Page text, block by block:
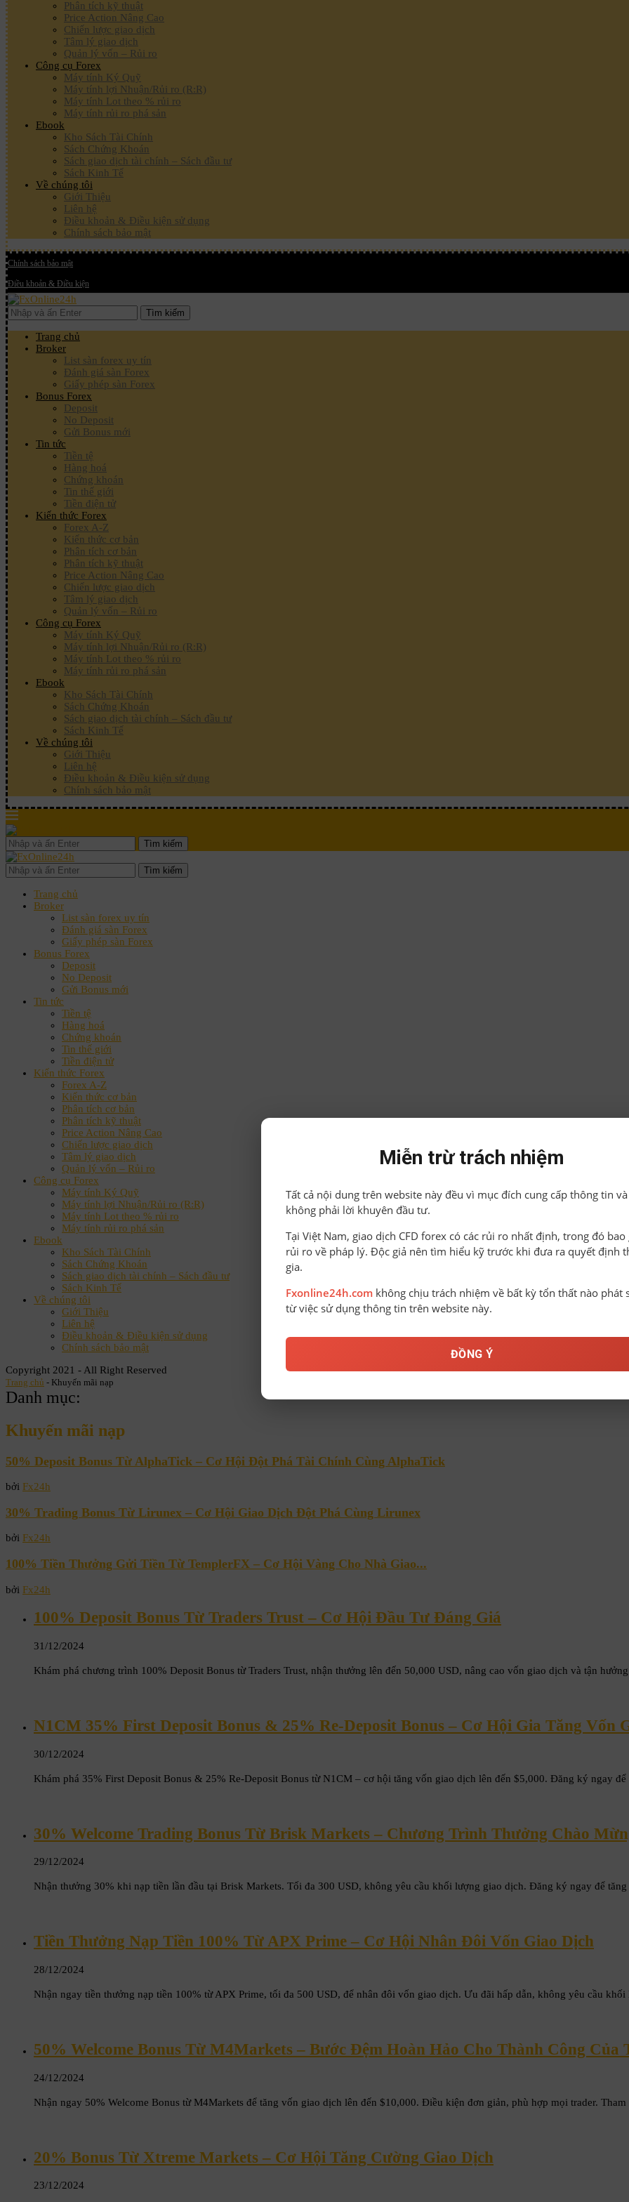
Phân tích kỹ thuật
Price Action Nâng Cao
Chiến lược giao dịch
Tâm lý giao dịch
Quản lý vốn – Rủi ro
Công cụ Forex
Máy tính Ký Quỹ
Máy tính lợi Nhuận/Rủi ro (R:R)
Máy tính Lot theo % rủi ro
Máy tính rủi ro phá sản
Ebook
Kho Sách Tài Chính
Sách Chứng Khoán
Sách giao dịch tài chính – Sách đầu tư
Sách Kinh Tế
Về chúng tôi
Giới Thiệu
Liên hệ
Điều khoản & Điều kiện sử dụng
Chính sách bảo mật
Chính sách bảo mật
Điều khoản & Điều kiện
Tìm kiếm
Trang chủ
Broker
List sàn forex uy tín
Đánh giá sàn Forex
Giấy phép sàn Forex
Bonus Forex
Deposit
No Deposit
Gửi Bonus mới
Tin tức
Tiền tệ
Hàng hoá
Chứng khoán
Tin thế giới
Tiền điện tử
Kiến thức Forex
Forex A-Z
Kiến thức cơ bản
Phân tích cơ bản
Phân tích kỹ thuật
Price Action Nâng Cao
Chiến lược giao dịch
Tâm lý giao dịch
Quản lý vốn – Rủi ro
Công cụ Forex
Máy tính Ký Quỹ
Máy tính lợi Nhuận/Rủi ro (R:R)
Máy tính Lot theo % rủi ro
Máy tính rủi ro phá sản
Ebook
Kho Sách Tài Chính
Sách Chứng Khoán
Sách giao dịch tài chính – Sách đầu tư
Sách Kinh Tế
Về chúng tôi
Giới Thiệu
Liên hệ
Điều khoản & Điều kiện sử dụng
Chính sách bảo mật
Tìm kiếm
Tìm kiếm
Trang chủ
Broker
List sàn forex uy tín
Đánh giá sàn Forex
Giấy phép sàn Forex
Bonus Forex
Deposit
No Deposit
Gửi Bonus mới
Tin tức
Tiền tệ
Hàng hoá
Chứng khoán
Tin thế giới
Tiền điện tử
Kiến thức Forex
Forex A-Z
Kiến thức cơ bản
Phân tích cơ bản
Phân tích kỹ thuật
Price Action Nâng Cao
Chiến lược giao dịch
Tâm lý giao dịch
Quản lý vốn – Rủi ro
Công cụ Forex
Máy tính Ký Quỹ
Máy tính lợi Nhuận/Rủi ro (R:R)
Máy tính Lot theo % rủi ro
Máy tính rủi ro phá sản
Ebook
Kho Sách Tài Chính
Sách Chứng Khoán
Sách giao dịch tài chính – Sách đầu tư
Sách Kinh Tế
Về chúng tôi
Giới Thiệu
Liên hệ
Điều khoản & Điều kiện sử dụng
Chính sách bảo mật
Copyright 2021 - All Right Reserved
Trang chủ - Khuyến mãi nạp
Danh mục:
Khuyến mãi nạp
50% Deposit Bonus Từ AlphaTick – Cơ Hội Đột Phá Tài Chính Cùng AlphaTick
bởi Fx24h
30% Trading Bonus Từ Lirunex – Cơ Hội Giao Dịch Đột Phá Cùng Lirunex
bởi Fx24h
100% Tiền Thưởng Gửi Tiền Từ TemplerFX – Cơ Hội Vàng Cho Nhà Giao...
bởi Fx24h
100% Deposit Bonus Từ Traders Trust – Cơ Hội Đầu Tư Đáng Giá
31/12/2024
Khám phá chương trình 100% Deposit Bonus từ Traders Trust, nhận thưởng lên đến 50,000 USD, nâng cao vốn giao dịch và tận
N1CM 35% First Deposit Bonus & 25% Re-Deposit Bonus – Cơ Hội Gia Tăng Vốn
30/12/2024
Khám phá 35% First Deposit Bonus & 25% Re-Deposit Bonus từ N1CM – cơ hội tăng vốn giao dịch lên đến $5,000. Đăng ký ngay
30% Welcome Trading Bonus Từ Brisk Markets – Chương Trình Thưởng Chào
29/12/2024
Nhận thưởng 30% khi nạp tiền lần đầu tại Brisk Markets. Tối đa 300 USD, không yêu cầu khối lượng giao dịch. Đăng ký ngay để
Tiền Thưởng Nạp Tiền 100% Từ APX Prime – Cơ Hội Nhân Đôi Vốn Giao Dịch
28/12/2024
Nhận ngay tiền thưởng nạp tiền 100% từ APX Prime, tối đa 500 USD, để nhân đôi vốn giao dịch. Ưu đãi hấp dẫn, không yêu cầu
50% Welcome Bonus Từ M4Markets – Bước Đệm Hoàn Hảo Cho Thành Công Của
24/12/2024
Nhận ngay 50% Welcome Bonus từ M4Markets để tăng vốn giao dịch lên đến $10,000. Điều kiện đơn giản, phù hợp mọi trader.
20% Bonus Từ Xtreme Markets – Cơ Hội Tăng Cường Giao Dịch
23/12/2024
Miễn trừ trách nhiệm
Tất cả nội dung trên website này đều vì mục đích cung cấp thông tin và
không phải lời khuyên đầu tư.
Tại Việt Nam, giao dịch CFD forex có các rủi ro nhất định, trong đó bao
rủi ro về pháp lý. Độc giả nên tìm hiểu kỹ trước khi đưa ra quyết định
gia.
Fxonline24h.com không chịu trách nhiệm về bất kỳ tổn thất nào phát
từ việc sử dụng thông tin trên website này.
ĐỒNG Ý